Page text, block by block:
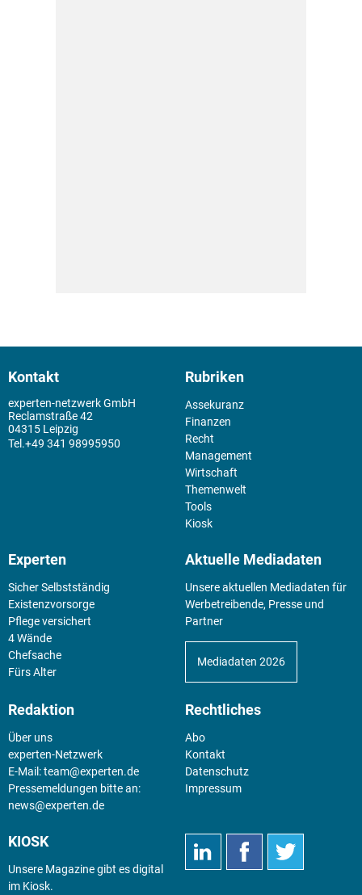
Kontakt
experten-netzwerk GmbH
Reclamstraße 42
04315 Leipzig
+49 341 98995950
Rubriken
Assekuranz
Finanzen
Recht
Management
Wirtschaft
Themenwelt
Tools
Kiosk
Experten
Sicher Selbstständig
Existenz­vorsorge
Pflege versichert
4 Wände
Chefsache
Fürs Alter
Aktuelle Mediadaten
Unsere aktuellen Mediadaten für
Werbetreibende, Presse und
Partner
Mediadaten 2026
Redaktion
Über uns
experten-Netzwerk
E-Mail:team@experten.de
Pressemeldungen bitte an:
news@experten.de
Rechtliches
Abo
Kontakt
Datenschutz
Impressum
KIOSK
Unsere Magazine gibt es digital
im Kiosk.